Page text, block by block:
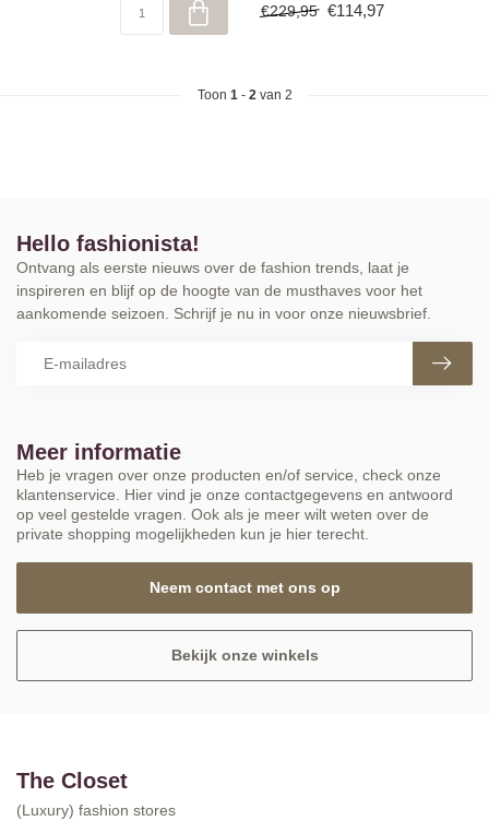
€229,95 €114,97
Toon 1- 2van 2
Meer informatie
Heb je vragen over onze producten en/of service, check onze
klantenservice. Hier vind je onze contactgegevens en antwoord
op veel gestelde vragen. Ook als je meer wilt weten over de
private shopping mogelijkheden kun je hier terecht.
Neem contact met ons op
Bekijk onze winkels
Hello fashionista!
Ontvang als eerste nieuws over de fashion trends, laat je
inspireren en blijf op de hoogte van de musthaves voor het
aankomende seizoen. Schrijf je nu in voor onze nieuwsbrief.
The Closet
(Luxury) fashion stores